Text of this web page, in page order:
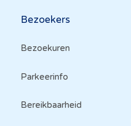
Bezoekers
Bezoekuren
Parkeerinfo
Bereikbaarheid